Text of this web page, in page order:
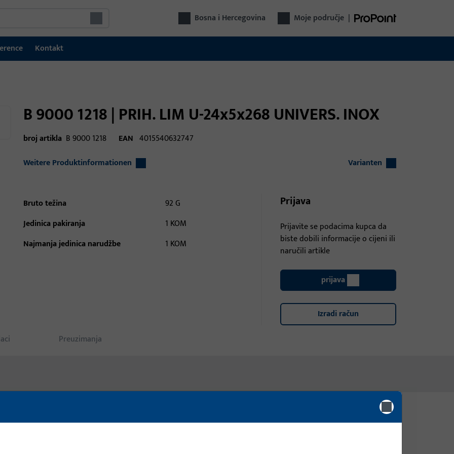
Bosna i Hercegovina Moje područje |
Kontakt
B 9000 1218 | PRIH. LIM U-24x5x268 UNIVERS. INOX
broj artikla B 9000 1218 EAN 4015540632747
Weitere Produktinformationen
Varianten
Bruto težina
92 G
Jedinica pakiranja
1 KOM
Najmanja jedinica narudžbe
1 KOM
Prijava
Prijavite se podacima kupca da
biste dobili informacije o cijeni ili
naručili artikle
prijava
Izradi račun
Preuzimanja